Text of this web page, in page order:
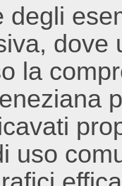
degli
dove
la
uso